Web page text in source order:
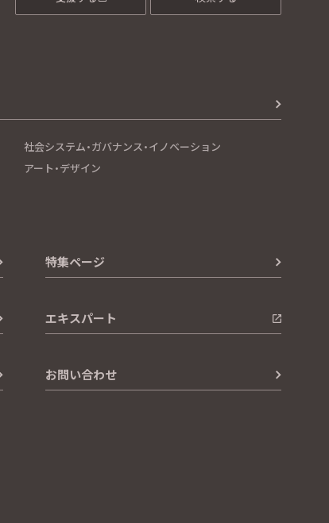
社会システム・ガバナンス・イノベーション
アート・デザイン
特集ページ
エキスパート
お問い合わせ